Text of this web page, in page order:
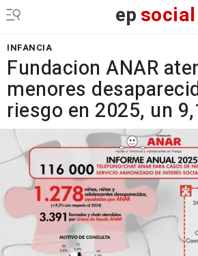
epsocial
INFANCIA
Fundacion ANAR
menores
riesgo en 2025, un